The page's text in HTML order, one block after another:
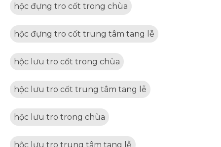
hộc đựng tro cốt trong chùa
hộc đựng tro cốt trung tâm tang lễ
hộc lưu tro cốt trong chùa
hộc lưu tro cốt trung tâm tang lễ
hộc lưu tro trong chùa
hộc lưu tro trung tâm tang lễ